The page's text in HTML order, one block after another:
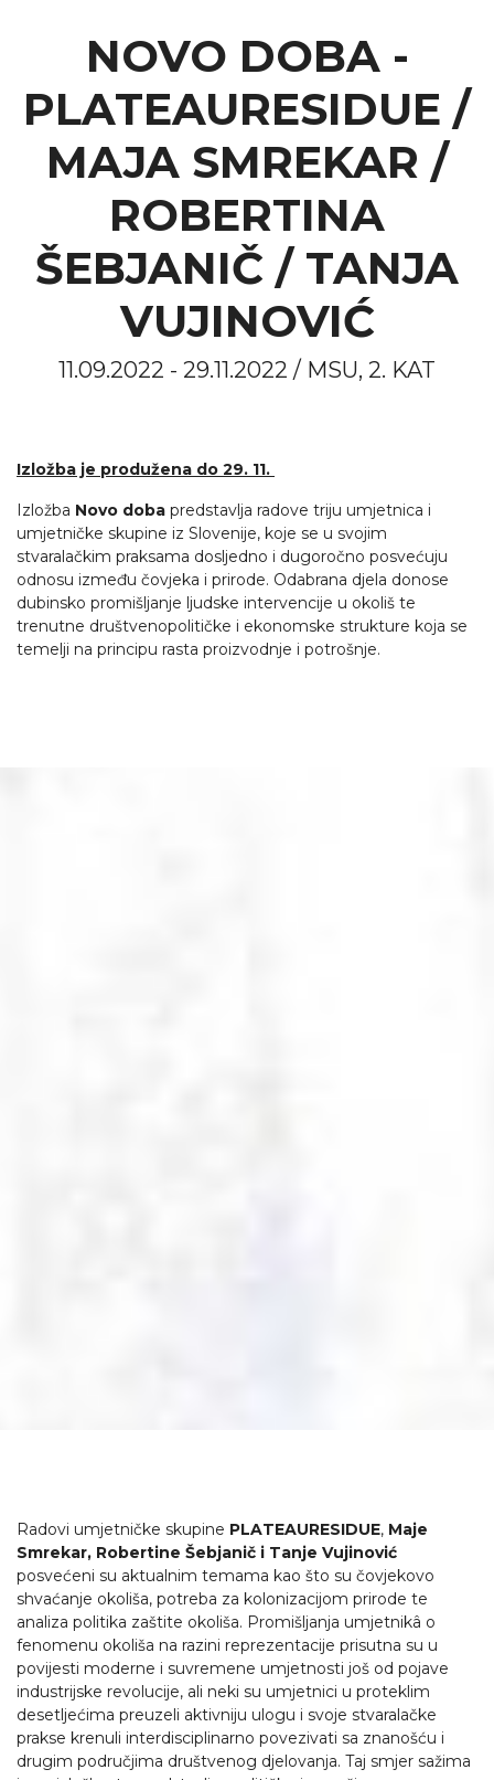
NOVO DOBA -
PLATEAURESIDUE /
MAJA SMREKAR /
ROBERTINA
ŠEBJANIČ / TANJA
VUJINOVIĆ
11.09.2022 - 29.11.2022 / MSU, 2. KAT
Izložba je produžena do 29. 11.
Izložba Novo doba predstavlja radove triju umjetnica i
umjetničke skupine iz Slovenije, koje se u svojim
stvaralačkim praksama dosljedno i dugoročno posvećuju
odnosu između čovjeka i prirode. Odabrana djela donose
dubinsko promišljanje ljudske intervencije u okoliš te
trenutne društvenopolitičke i ekonomske strukture koja se
temelji na principu rasta proizvodnje i potrošnje.
Radovi umjetničke skupine PLATEAURESIDUE, Maje
Smrekar, Robertine Šebjanič i Tanje Vujinović
posvećeni su aktualnim temama kao što su čovjekovo
shvaćanje okoliša, potreba za kolonizacijom prirode te
analiza politika zaštite okoliša. Promišljanja umjetnikâ o
fenomenu okoliša na razini reprezentacije prisutna su u
povijesti moderne i suvremene umjetnosti još od pojave
industrijske revolucije, ali neki su umjetnici u proteklim
desetljećima preuzeli aktivniju ulogu i svoje stvaralačke
prakse krenuli interdisciplinarno povezivati sa znanošću i
drugim područjima društvenog djelovanja. Taj smjer sažima